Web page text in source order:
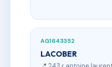
AG1643352
LACOBER